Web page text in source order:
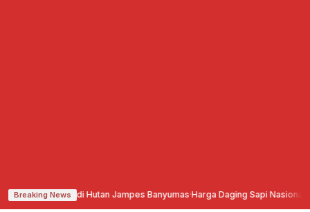
Breaking News
di Hutan Jampes Banyumas·Harga Daging Sapi Nasional Lampaui